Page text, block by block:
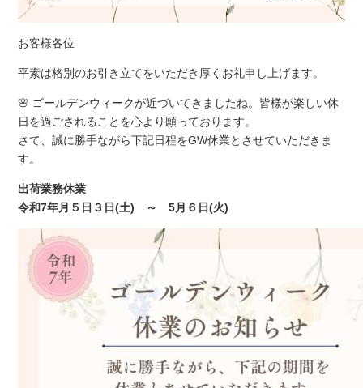
お客様各位
平素は格別のお引き立てをいただき厚くお礼申し上げます。
🌸 ゴールデンウィークが近づいてきましたね。皆様が楽しい休
日を過ごされることを心より願っております。
さて、誠に勝手ながら下記日程をGW休業とさせていただきま
す。
出荷業務休業
令和7年月５日３日(土) ～ 5月６日(火)